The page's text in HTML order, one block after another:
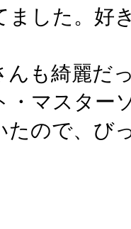
ました。好
んも綺麗だ
・マスター
たので、び